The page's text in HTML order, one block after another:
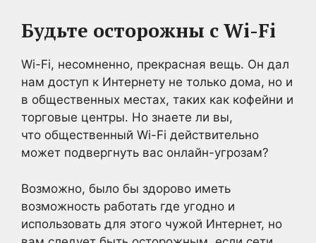
Будьте осторожны с Wi-Fi
Wi-Fi, несомненно, прекрасная вещь. Он дал
нам доступ к Интернету не только дома, но и
в общественных местах, таких как кофейни и
торговые центры. Но знаете ли вы,
что общественный Wi-Fi действительно
может подвергнуть вас онлайн-угрозам?
Возможно, было бы здорово иметь
возможность работать где угодно и
использовать для этого чужой Интернет, но